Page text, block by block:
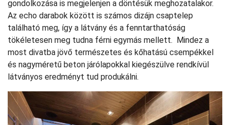
gondolkozása is megjelenjen a döntésük meghozatalakor.
Az echo darabok között is számos dizájn csaptelep
található meg, így a látvány és a fenntarthatóság
tökéletesen meg tudna férni egymás mellett. Mindez a
most divatba jövő természetes és kőhatású csempékkel
és nagyméretű beton járólapokkal kiegészülve rendkívül
látványos eredményt tud produkálni.